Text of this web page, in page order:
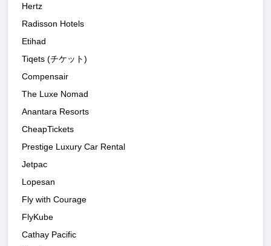
Hertz
Radisson Hotels
Etihad
Tiqets (チケット)
Compensair
The Luxe Nomad
Anantara Resorts
CheapTickets
Prestige Luxury Car Rental
Jetpac
Lopesan
Fly with Courage
FlyKube
Cathay Pacific